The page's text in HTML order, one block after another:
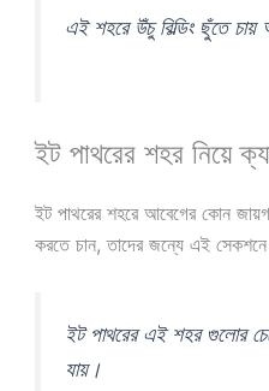
এই শহরে উঁচু বিল্ডিং ছুঁতে
ইট পাথরের শহর নিয়ে
ইট পাথরের শহরে আবেগের কোন
করতে চান, তাদের জন্যে এই সেকশনে
ইট পাথরের এই শহর গুলোর
যায়।